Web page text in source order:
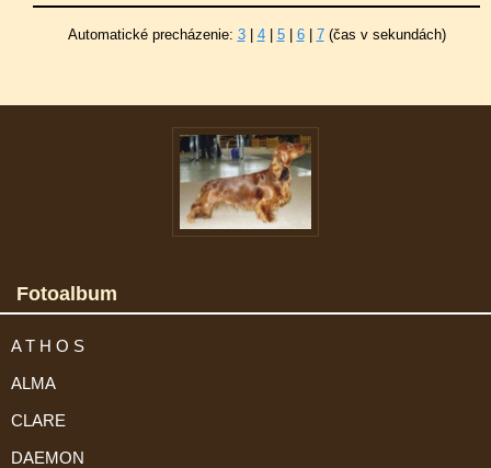
Automatické precházenie: 3| 4| 5| 6| 7(čas v sekundách)
Fotoalbum
A T H O S
ALMA
CLARE
DAEMON